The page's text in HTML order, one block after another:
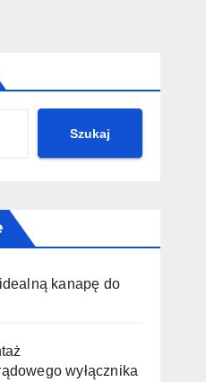
Szukaj
kanapę do
wyłącznika